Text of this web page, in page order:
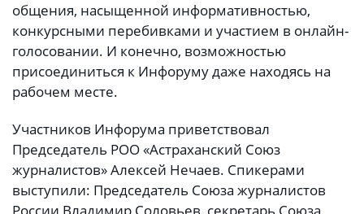
общения, насыщенной информативностью,
конкурсными перебивками и участием в онлайн-
голосовании. И конечно, возможностью
присоединиться к Инфоруму даже находясь на
рабочем месте.
Участников Инфорума приветствовал
Председатель РОО «Астраханский Союз
журналистов» Алексей Нечаев. Спикерами
выступили: Председатель Союза журналистов
России Владимир Соловьев, секретарь Союза